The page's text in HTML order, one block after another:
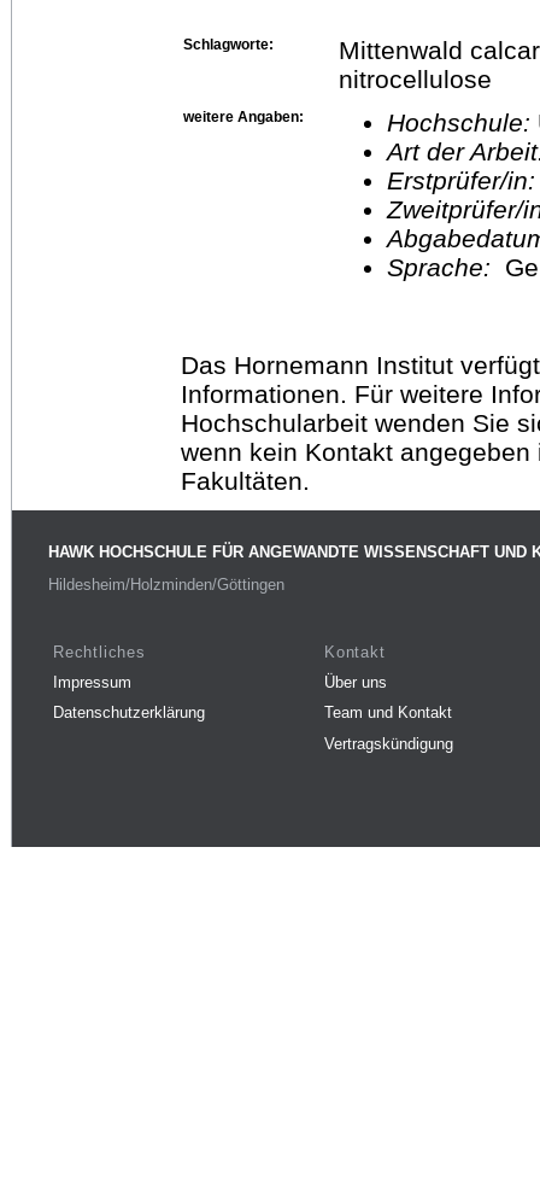
Schlagworte:
Mittenwald
nitrocellulose
weitere Angaben: Hochschule:
Art der
Erstprüfer/
Sprache:
Das Hornemann Institut
Informationen. Für weitere
Hochschularbeit wenden Sie
wenn kein Kontakt
Fakultäten.
HAWK HOCHSCHULE FÜR ANGEWANDTE WISSENSCHAFT UND
Hildesheim/Holzminden/Göttingen
Rechtliches
Impressum
Datenschutzerklärung
Kontakt
Über uns
Team und Kontakt
Vertragskündigung